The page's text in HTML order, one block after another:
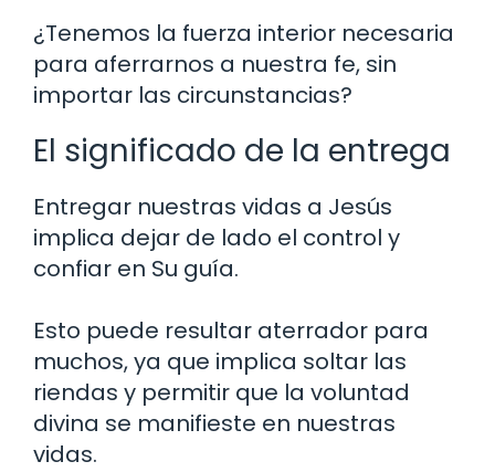
¿Tenemos la fuerza interior necesaria
para aferrarnos a nuestra fe, sin
importar las circunstancias?
El significado de la entrega
Entregar nuestras vidas a Jesús
implica dejar de lado el control y
confiar en Su guía.
Esto puede resultar aterrador para
muchos, ya que implica soltar las
riendas y permitir que la voluntad
divina se manifieste en nuestras
vidas.